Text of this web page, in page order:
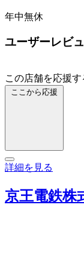
年中無休
ユーザーレビ
この店舗を応援す
ここから応援
詳細を見る
京王電鉄株